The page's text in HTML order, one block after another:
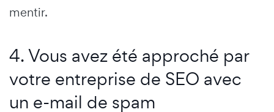
mentir.
4. Vous avez été approché par
votre entreprise de SEO avec
un e-mail de spam